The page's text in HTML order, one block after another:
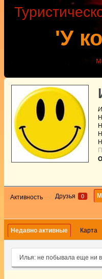
'У
Активность Друзья 0
Недавно активные Карта
Илья: не побывала еще ни